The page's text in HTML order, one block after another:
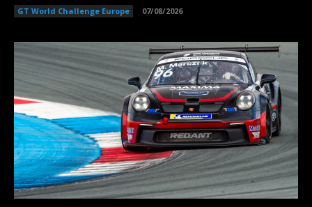
GT World Challenge Europe 07/08/2026